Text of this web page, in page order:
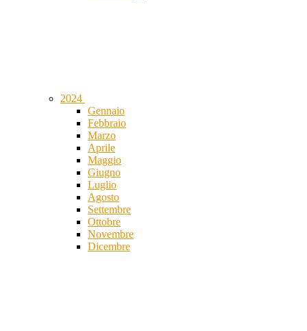
2024
Gennaio
Febbraio
Marzo
Aprile
Maggio
Giugno
Luglio
Agosto
Settembre
Ottobre
Novembre
Dicembre